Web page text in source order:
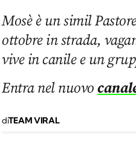
Mosè è un simil
ottobre in strada,
vive in canile e un
Entra nel nuovo
diTEAM VIRAL